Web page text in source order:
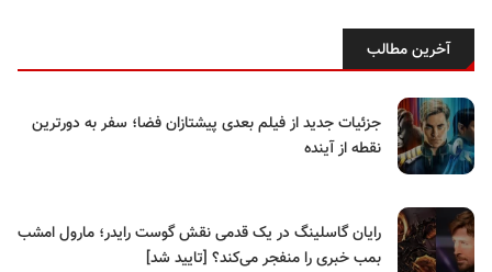
آخرین مطالب
جزئیات جدید از فیلم بعدی پیشتازان فضا؛ سفر به دورترین
نقطه از آینده
رایان گاسلینگ در یک قدمی نقش گوست رایدر؛ مارول امشب
بمب خبری را منفجر می‌کند؟ [تایید شد]